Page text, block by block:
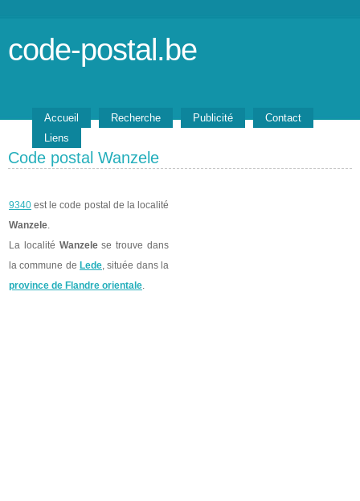
code-postal.be
Accueil Recherche Publicité
Contact
Liens
Code postal Wanzele
9340 est le code postal de la localité
Wanzele.
La localité Wanzelese trouve dans
la commune de Lede, située dans la
province de Flandre orientale.